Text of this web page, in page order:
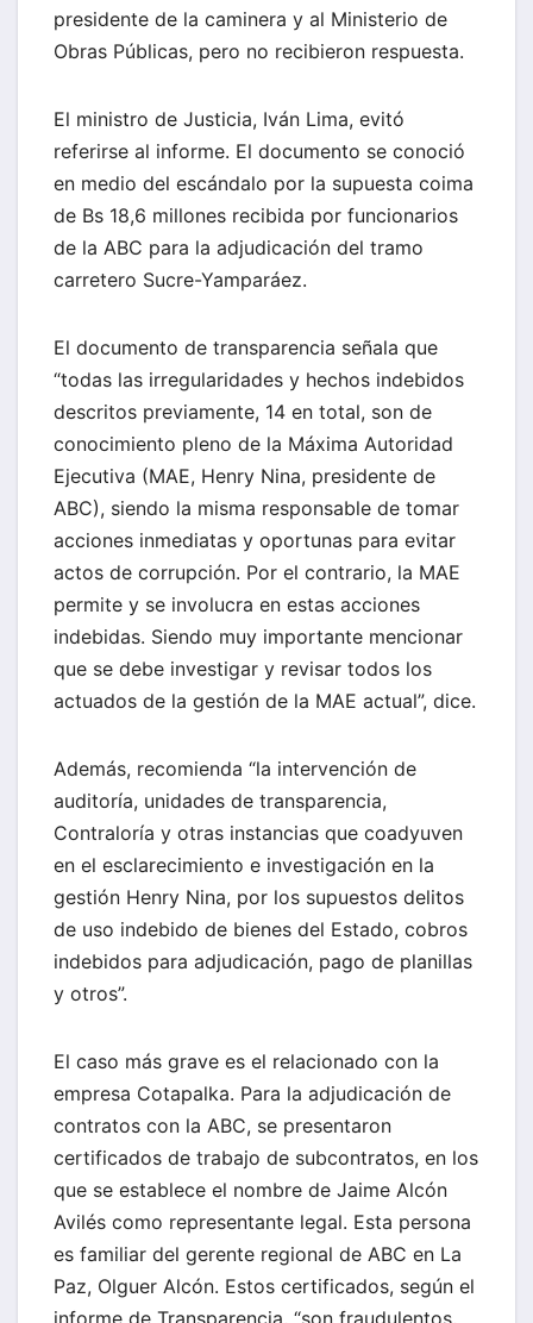
presidente de la caminera y al Ministerio de
Obras Públicas, pero no recibieron respuesta.
El ministro de Justicia, Iván Lima, evitó
referirse al informe. El documento se conoció
en medio del escándalo por la supuesta coima
de Bs 18,6 millones recibida por funcionarios
de la ABC para la adjudicación del tramo
carretero Sucre-Yamparáez.
El documento de transparencia señala que
“todas las irregularidades y hechos indebidos
descritos previamente, 14 en total, son de
conocimiento pleno de la Máxima Autoridad
Ejecutiva (MAE, Henry Nina, presidente de
ABC), siendo la misma responsable de tomar
acciones inmediatas y oportunas para evitar
actos de corrupción. Por el contrario, la MAE
permite y se involucra en estas acciones
indebidas. Siendo muy importante mencionar
que se debe investigar y revisar todos los
actuados de la gestión de la MAE actual”, dice.
Además, recomienda “la intervención de
auditoría, unidades de transparencia,
Contraloría y otras instancias que coadyuven
en el esclarecimiento e investigación en la
gestión Henry Nina, por los supuestos delitos
de uso indebido de bienes del Estado, cobros
indebidos para adjudicación, pago de planillas
y otros”.
El caso más grave es el relacionado con la
empresa Cotapalka. Para la adjudicación de
contratos con la ABC, se presentaron
certificados de trabajo de subcontratos, en los
que se establece el nombre de Jaime Alcón
Avilés como representante legal. Esta persona
es familiar del gerente regional de ABC en La
Paz, Olguer Alcón. Estos certificados, según el
informe de Transparencia, “son fraudulentos,